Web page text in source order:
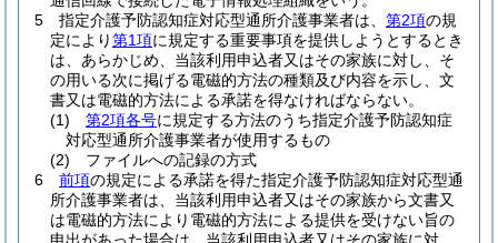
5
指定介護予防認知症対応型通所介護事業者は、 第2項の規
定により第1項に規定する重要事項を提供しようとするとき
は、あらかじめ、当該利用申込者又はその家族に対し、そ
の用いる次に掲げる電磁的方法の種類及び内容を示し、文
書又は電磁的方法による承諾を得なければならない。
(1)
第2項各号に規定する方法のうち指定介護予防認知症
対応型通所介護事業者が使用するもの
(2)
ファイルへの記録の方式
6
前項の規定による承諾を得た指定介護予防認知症対応型通
所介護事業者は、当該利用申込者又はその家族から文書又
は電磁的方法により電磁的方法による提供を受けない旨の